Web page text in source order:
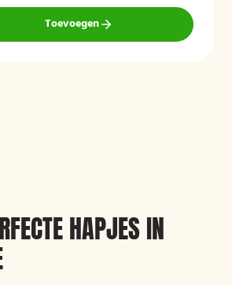
Toevoegen
HAPJES IN